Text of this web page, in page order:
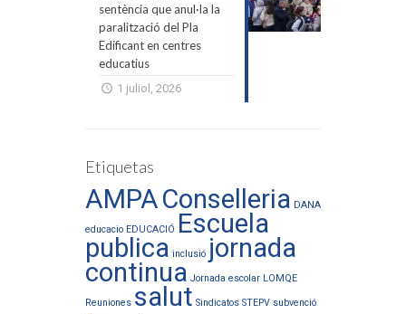
sentència que anul·la la
paralització del Pla
Edificant en centres
educatius
1 juliol, 2026
Etiquetas
AMPAConselleria DANA
educacio EDUCACIÓ Escuela
publica inclusió jornada
continua Jornada escolar LOMQE
Reuniones salut Sindicatos STEPV subvenció